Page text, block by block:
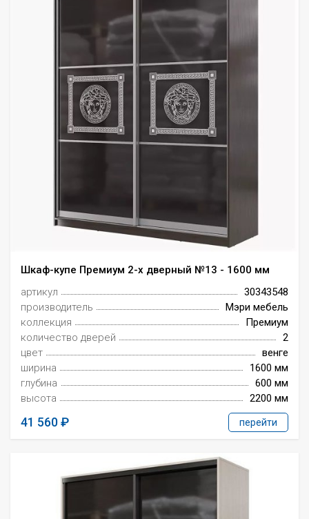
Шкаф-купе Премиум 2-х дверный №13 - 1600 мм
артикул
30343548
производитель
Мэри мебель
коллекция
Премиум
количество дверей
2
цвет
венге
ширина
1600 мм
глубина
600 мм
высота
2200 мм
41 560 перейти